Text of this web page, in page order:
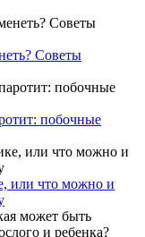
Советы
побочные
или что можно и